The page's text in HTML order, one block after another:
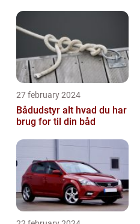
27 february 2024
Bådudstyr alt hvad du har
brug for til din båd